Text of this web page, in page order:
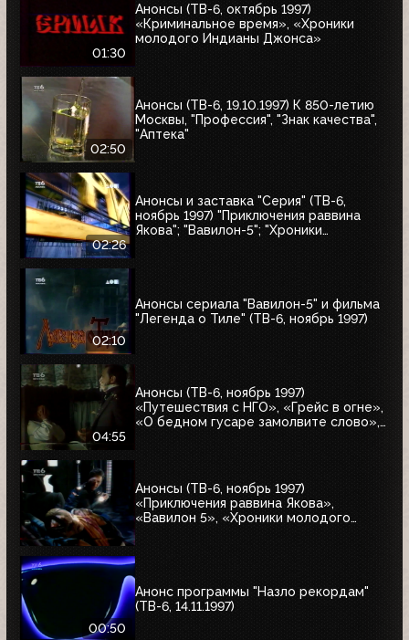
01:30
Анонсы (ТВ-6, октябрь 1997)
«Криминальное время», «Хроники
молодого Индианы Джонса»
02:50
Анонсы (ТВ-6, 19.10.1997) К 850-летию
Москвы, "Профессия", "Знак качества",
"Аптека"
02:26
Анонсы и заставка "Серия" (ТВ-6,
ноябрь 1997) "Приключения раввина
Якова"; "Вавилон-5"; "Хроники
02:10
Анонсы сериала "Вавилон-5" и фильма
"Легенда о Тиле" (ТВ-6, ноябрь 1997)
04:55
Анонсы (ТВ-6, ноябрь 1997)
«Путешествия с НГО», «Грейс в огне»,
«О бедном гусаре замолвите слово»,
Анонсы (ТВ-6, ноябрь 1997)
«Приключения раввина Якова»,
«Вавилон 5», «Хроники молодого
00:50
Анонс программы "Назло рекордам"
(ТВ-6, 14.11.1997)